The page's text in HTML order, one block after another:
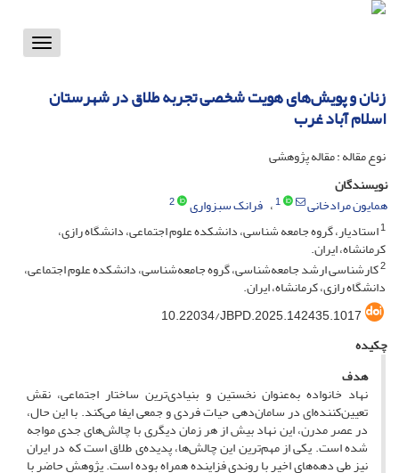
Toggle
زنان و پویش‌های هویت شخصی تجربه طلاق در شهرستان
اسلام آباد غرب
نوع مقاله : مقاله پژوهشی
نویسندگان
همایون مرادخانی
1 فرانک سبزواری
2
1استادیار، گروه جامعه شناسی، دانشکده علوم اجتماعی، دانشگاه رازی،
کرمانشاه، ایران.
2کارشناسی ارشد جامعه‌شناسی، گروه جامعه‌شناسی، دانشکده علوم اجتماعی،
دانشگاه رازی، کرمانشاه، ایران.
10.22034/JBPD.2025.142435.1017
چکیده
هدف
نهاد خانواده به‌عنوان نخستین و بنیادی‌ترین ساختار اجتماعی، نقش
تعیین‌کننده‌ای در سامان‌دهی حیات فردی و جمعی ایفا می‌کند. با این حال،
در عصر مدرن، این نهاد بیش از هر زمان دیگری با چالش‌های جدی مواجه
شده است. یکی از مهم‌ترین این چالش‌ها، پدیده‌ی طلاق است که در ایران
نیز طی دهه‌های اخیر با روندی فزاینده همراه بوده است. پژوهش حاضر با